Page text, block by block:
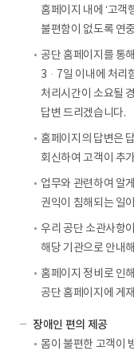
홈페이지 내에 ‘고객
불편함이 없도록 연
공단 홈페이지를 통
3·7일 이내에 처리
처리시간이 소요될
답변 드리겠습니다.
홈페이지의 답변은
회신하여 고객이 추
업무와 관련하여 알
권익이 침해되는 일
우리 공단 소관사항
해당 기관으로 안내
홈페이지 정비로 인
공단 홈페이지에 게
장애인 편의 제공
몸이 불편한 고객이